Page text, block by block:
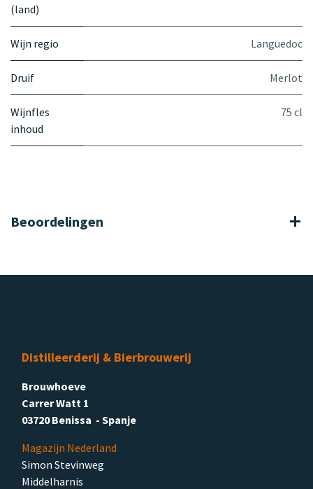
(land)
Wijn regio Languedoc
Druif Merlot
Wijnfles
inhoud
75 cl
Beoordelingen
Distilleerderij & Bierbrouwerij
Brouwhoeve
Carrer Watt 1
03720 Benissa - Spanje
Magazijn Nederland
Simon Stevinweg
Middelharnis